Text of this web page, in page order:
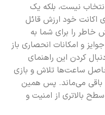
نیست، بلکه یک
اکانت خود ارزش قائل
خاطر را برای شما به
و امکانات انحصاری باز
کردن این راهنمای
ساعت‌ها تلاش و بازی
می‌ماند. پس همین
بالاتری از امنیت و